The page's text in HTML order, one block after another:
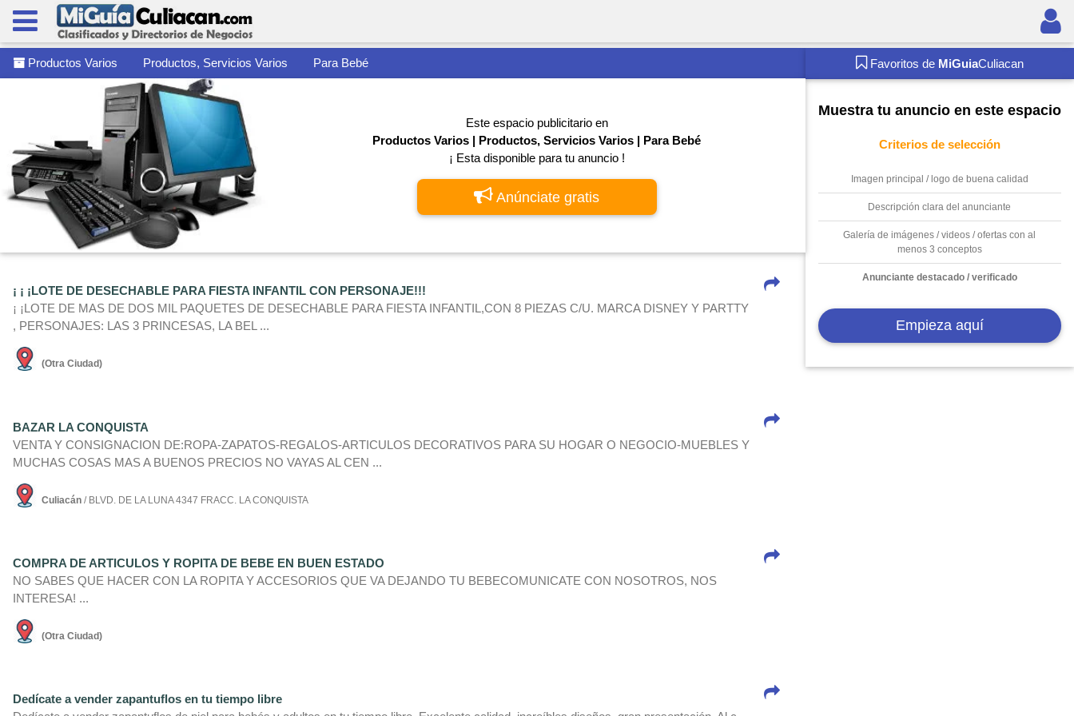
Productos Varios Productos, Servicios Varios Para Bebé
Este espacio publicitario en
Productos Varios | Productos, Servicios Varios | Para Bebé
¡ Esta disponible para tu anuncio !
Anúnciate gratis
¡ ¡ ¡LOTE DE DESECHABLE PARA FIESTA INFANTIL CON PERSONAJE!!!
¡ ¡LOTE DE MAS DE DOS MIL PAQUETES DE DESECHABLE PARA FIESTA INFANTIL,CON 8 PIEZAS C/U. MARCA DISNEY Y PARTTY
, PERSONAJES: LAS 3 PRINCESAS, LA BEL ...
(Otra Ciudad)
BAZAR LA CONQUISTA
VENTA Y CONSIGNACION DE:ROPA-ZAPATOS-REGALOS-ARTICULOS DECORATIVOS PARA SU HOGAR O NEGOCIO-MUEBLES Y
MUCHAS COSAS MAS A BUENOS PRECIOS NO VAYAS AL CEN ...
Culiacán / BLVD. DE LA LUNA 4347 FRACC. LA CONQUISTA
COMPRA DE ARTICULOS Y ROPITA DE BEBE EN BUEN ESTADO
NO SABES QUE HACER CON LA ROPITA Y ACCESORIOS QUE VA DEJANDO TU BEBECOMUNICATE CON NOSOTROS, NOS
INTERESA! ...
(Otra Ciudad)
Dedí­cate a vender zapantuflos en tu tiempo libre
Favoritos de MiGuiaCuliacan
Muestra tu anuncio en este espacio
Criterios de selección
Imagen principal / logo de buena calidad
Descripción clara del anunciante
Galería de imágenes / videos / ofertas con al
menos 3 conceptos
Anunciante destacado / verificado
Empieza aquí